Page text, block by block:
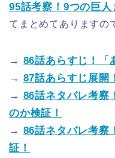
95話考察！9つの巨人
てまとめてありますの
→ 86話あらすじ！「
→ 87話あらすじ展開！
→ 86話ネタバレ考察
のか検証！
→ 86話ネタバレ考察
証！